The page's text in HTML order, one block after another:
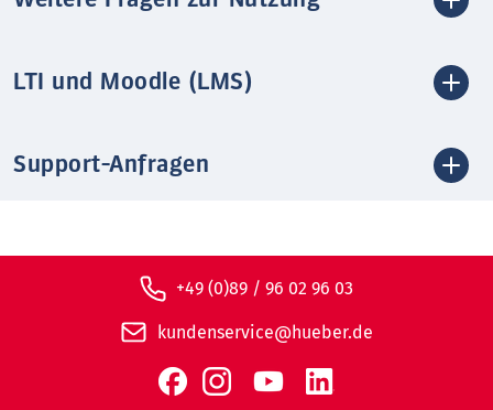
LTI und Moodle (LMS)
Support-Anfragen
+49 (0)89 / 96 02 96 03
kundenservice@hueber.de